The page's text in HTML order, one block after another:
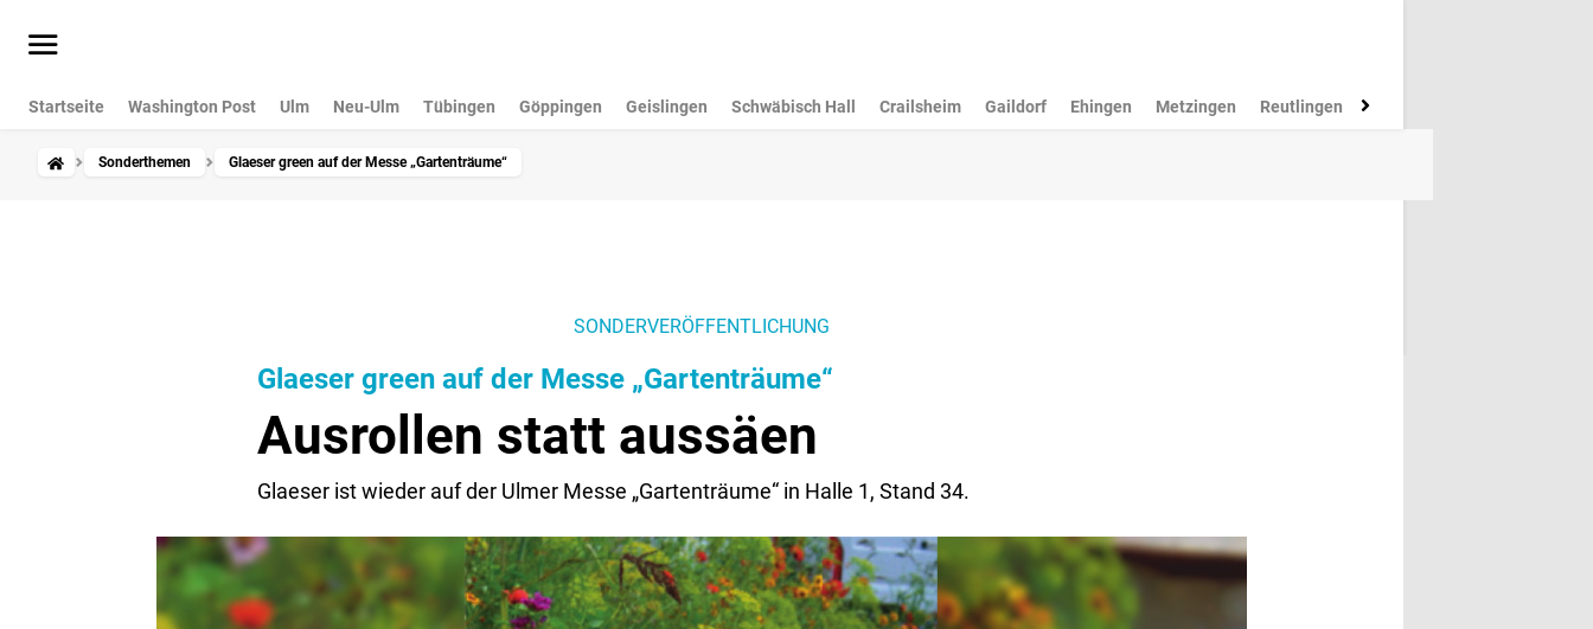
Startseite Washington Post Ulm Neu-Ulm Tübingen Göppingen Geislingen Schwäbisch Hall Crailsheim Gaildorf Ehingen Metzingen Reutlingen Münsingen
Sonderthemen Glaeser green auf der Messe „Gartenträume“
SONDERVERÖFFENTLICHUNG
Glaeser green auf der Messe „Gartenträume“
Ausrollen statt aussäen
Glaeser ist wieder auf der Ulmer Messe „Gartenträume“ in Halle 1, Stand 34.